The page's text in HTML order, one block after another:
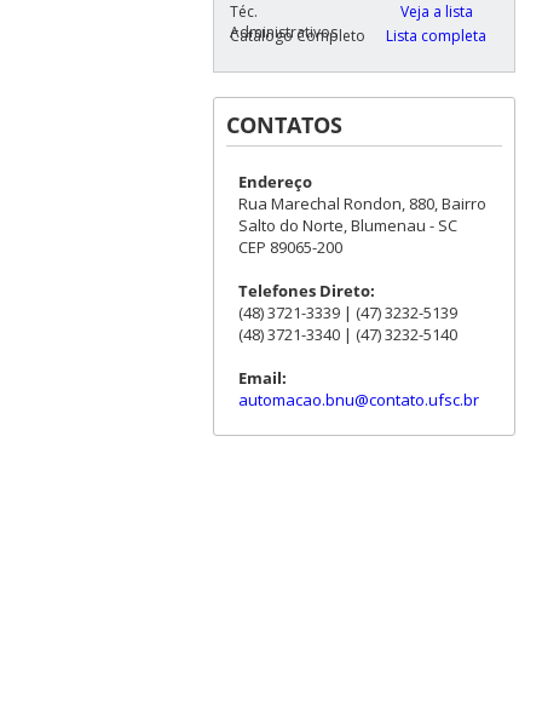
Téc.
Administrativos
Veja a lista
Catálogo Completo
Lista completa
CONTATOS
Endereço
Rua Marechal Rondon, 880, Bairro
Salto do Norte, Blumenau - SC
CEP 89065-200
Telefones Direto:
(48) 3721-3339 | (47) 3232-5139
(48) 3721-3340 | (47) 3232-5140
Email:
automacao.bnu@contato.ufsc.br